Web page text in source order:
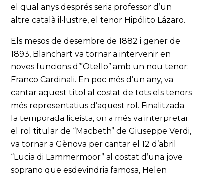
el qual anys després seria professor d’un
altre català il·lustre, el tenor Hipólito Lázaro.
Els mesos de desembre de 1882 i gener de
1893, Blanchart va tornar a intervenir en
noves funcions d’”Otello” amb un nou tenor:
Franco Cardinali. En poc més d’un any, va
cantar aquest títol al costat de tots els tenors
més representatius d’aquest rol. Finalitzada
la temporada liceista, on a més va interpretar
el rol titular de “Macbeth” de Giuseppe Verdi,
va tornar a Gènova per cantar el 12 d’abril
“Lucia di Lammermoor” al costat d’una jove
soprano que esdevindria famosa, Helen